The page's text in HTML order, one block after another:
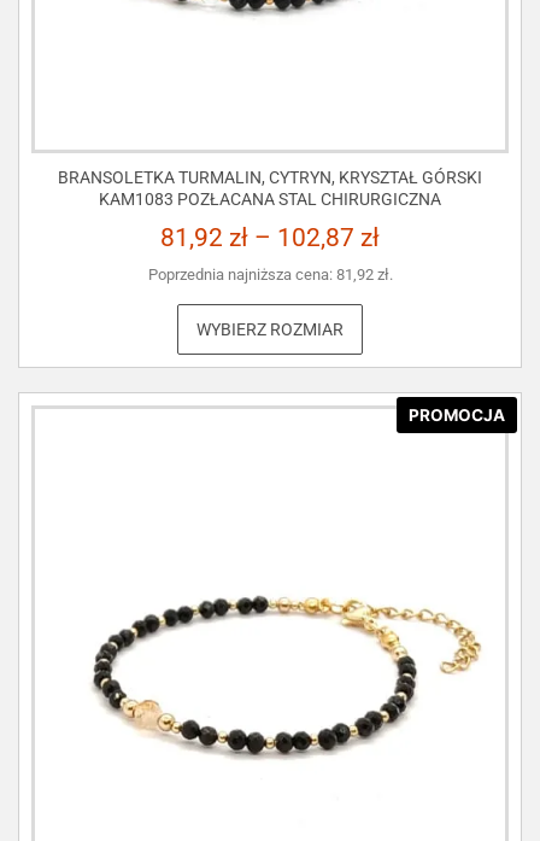
BRANSOLETKA TURMALIN, CYTRYN, KRYSZTAŁ GÓRSKI
KAM1083 POZŁACANA STAL CHIRURGICZNA
81,92 zł – 102,87 zł
Poprzednia najniższa cena: 81,92 zł.
WYBIERZ ROZMIAR
PROMOCJA